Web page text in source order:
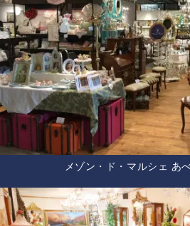
メゾン・ド・マルシェ あ